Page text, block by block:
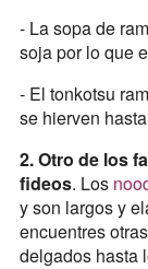
- La sopa de
soja por lo que
- El tonkotsu
se hierven
2. Otro de los
fideos. Los
y son largos y
encuentres
delgados hasta